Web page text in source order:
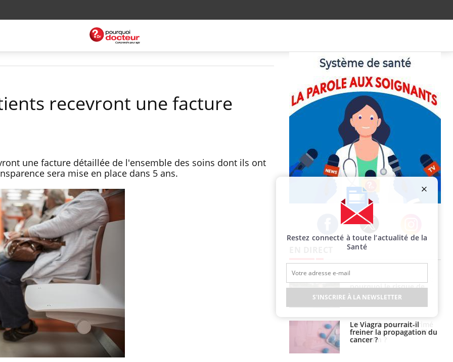
recevront une facture
une facture détaillée de l'ensemble des soins dont ils ont
sera mise en place dans 5 ans.
Facebook Twitter Instagram
Chikungunya, dengue,
West Nile : que se passe-
t-il dans le sud de la
Les médicaments GLP-1
protègent-ils aussi les os
pourquoi le risque de
noyade grimpe-t-il ?
Le Viagra pourrait-il
freiner la propagation du
cancer ?
Restez connecté à toute l’actualité de la
Santé
S'INSCRIRE À LA NEWSLETTER